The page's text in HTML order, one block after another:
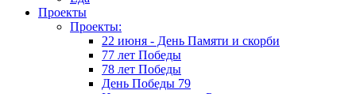
Проекты
Проекты:
22 июня - День Памяти и скорби
77 лет Победы
78 лет Победы
День Победы 79